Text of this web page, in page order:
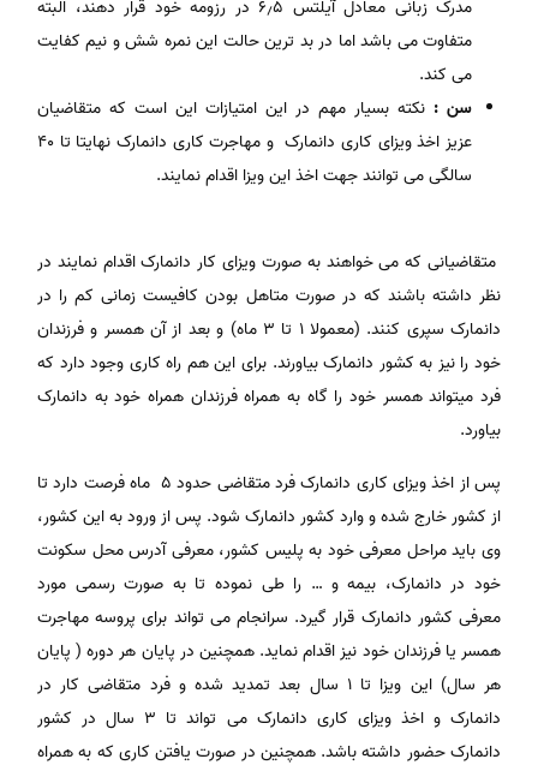
مدرک زبانی معادل آیلتس ۶٫۵ در رزومه خود قرار دهند، البته
متفاوت می باشد اما در بد ترین حالت این نمره شش و نیم کفایت
می کند.
سن : نکته بسیار مهم در این امتیازات این است که متقاضیان
عزیز اخذ ویزای کاری دانمارک و مهاجرت کاری دانمارک نهایتا تا ۴۰
سالگی می توانند جهت اخذ این ویزا اقدام نمایند.
متقاضیانی که می خواهند به صورت ویزای کار دانمارک اقدام نمایند در
نظر داشته باشند که در صورت متاهل بودن کافیست زمانی کم را در
دانمارک سپری کنند. (معمولا ۱ تا ۳ ماه) و بعد از آن همسر و فرزندان
خود را نیز به کشور دانمارک بیاورند. برای این هم راه کاری وجود دارد که
فرد میتواند همسر خود را گاه به همراه فرزندان همراه خود به دانمارک
بیاورد.
پس از اخذ ویزای کاری دانمارک فرد متقاضی حدود ۵ ماه فرصت دارد تا
از کشور خارج شده و وارد کشور دانمارک شود. پس از ورود به این کشور،
وی باید مراحل معرفی خود به پلیس کشور، معرفی آدرس محل سکونت
خود در دانمارک، بیمه و … را طی نموده تا به صورت رسمی مورد
معرفی کشور دانمارک قرار گیرد. سرانجام می تواند برای پروسه مهاجرت
همسر یا فرزندان خود نیز اقدام نماید. همچنین در پایان هر دوره ( پایان
هر سال) این ویزا تا ۱ سال بعد تمدید شده و فرد متقاضی کار در
دانمارک و اخذ ویزای کاری دانمارک می تواند تا ۳ سال در کشور
دانمارک حضور داشته باشد. همچنین در صورت یافتن کاری که به همراه